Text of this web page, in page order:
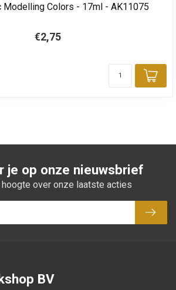
Modelling Colors - 17ml - AK11075
€2,75
je op onze nieuwsbrief
over onze laatste acties
BV